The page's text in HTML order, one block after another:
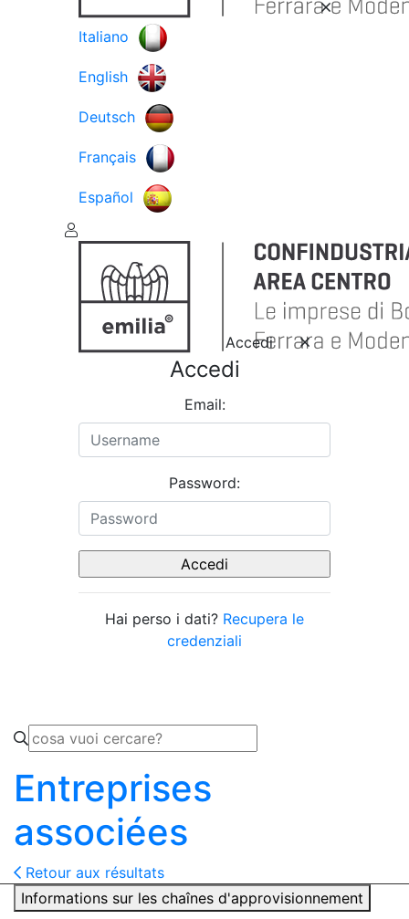
Italiano
English
Deutsch
Français
Español
Accedi
Accedi
Email:
Password:
Hai perso i dati? Recupera le
credenziali
Entreprises
associées
Retour aux résultats
Informations sur les chaînes d'approvisionnement